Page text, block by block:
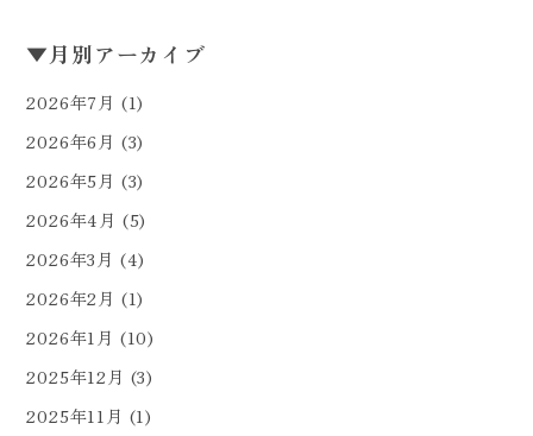
▼月別アーカイブ
2026年7月 (1)
2026年6月 (3)
2026年5月 (3)
2026年4月 (5)
2026年3月 (4)
2026年2月 (1)
2026年1月 (10)
2025年12月 (3)
2025年11月 (1)